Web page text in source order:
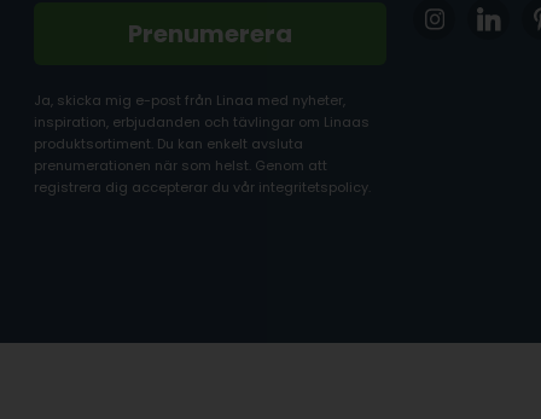
Prenumerera
Ja, skicka mig e-post från Linaa med nyheter,
inspiration, erbjudanden och tävlingar om Linaas
produktsortiment. Du kan enkelt avsluta
prenumerationen när som helst. Genom att
registrera dig accepterar du vår integritetspolicy.